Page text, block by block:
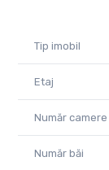
Avantaje:
flexibilă,
Remus
Cod proprietate:
Tip imobil
Etaj
Număr camere
Număr băi